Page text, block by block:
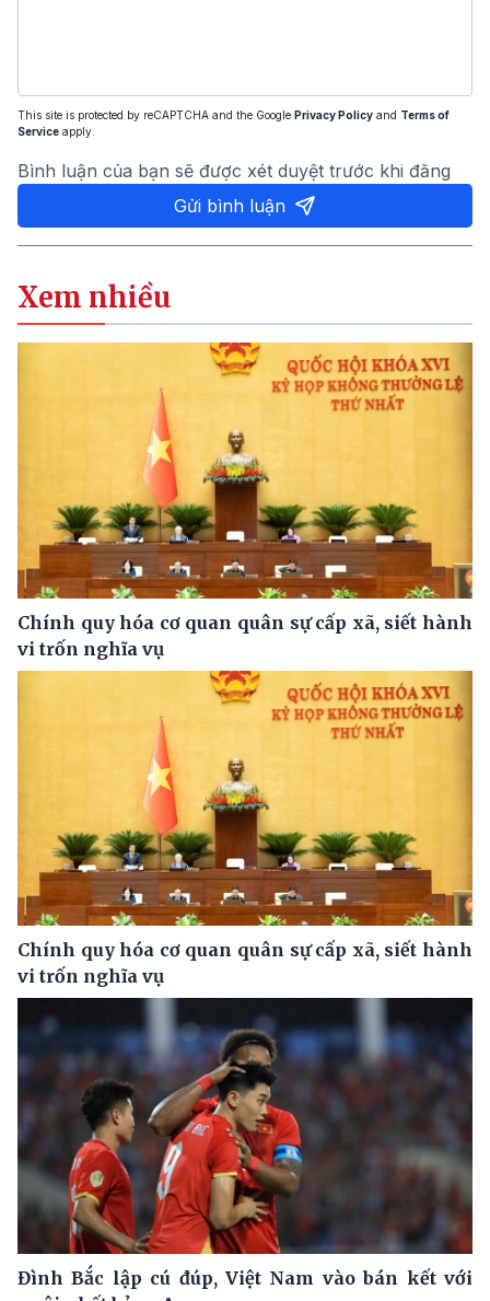
This site is protected by reCAPTCHA and the Google Privacy Policy and Terms of
Service apply.
Bình luận của bạn sẽ được xét duyệt trước khi đăng
Gửi bình luận
Xem nhiều
Chính quy hóa cơ quan quân sự cấp xã, siết hành
vi trốn nghĩa vụ
Chính quy hóa cơ quan quân sự cấp xã, siết hành
vi trốn nghĩa vụ
Đình Bắc lập cú đúp, Việt Nam vào bán kết với